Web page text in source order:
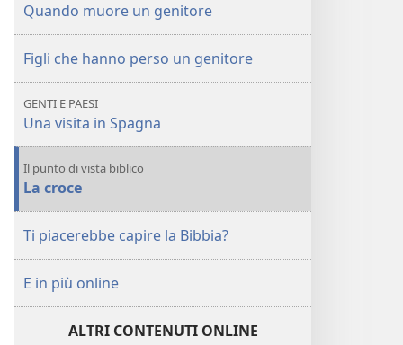
Quando muore un genitore
Figli che hanno perso un genitore
GENTI E PAESI
Una visita in Spagna
Il punto di vista biblico
La croce
Ti piacerebbe capire la Bibbia?
E in più online
ALTRI CONTENUTI ONLINE